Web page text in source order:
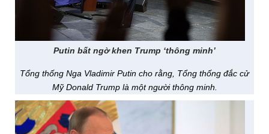
Putin bất ngờ khen Trump ‘thông minh’
Tổng thống Nga Vladimir Putin cho rằng, Tổng thống đắc cử
Mỹ Donald Trump là một người thông minh.